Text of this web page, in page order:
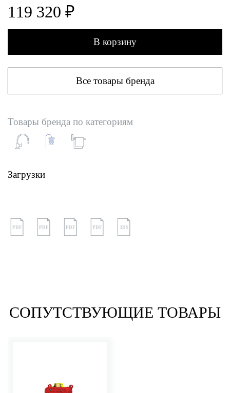
119 320 ₽
В корзину
Все товары бренда
Товары бренда по категориям
Загрузки
PDF PDF PDF PDF 3DS
СОПУТСТВУЮЩИЕ ТОВАРЫ